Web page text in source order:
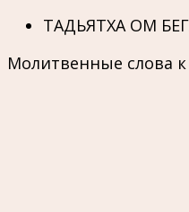
ТАДЬЯТХА ОМ
Молитвенные слова